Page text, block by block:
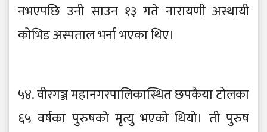
नभएपछि उनी साउन १३ गते नारायणी अस्थायी
कोभिड अस्पताल भर्ना भएका थिए।
५४. वीरगञ्ज महानगरपालिकास्थित छपकैया टोलका
६५ वर्षका पुरुषको मृत्यु भएको थियो। ती पुरुष